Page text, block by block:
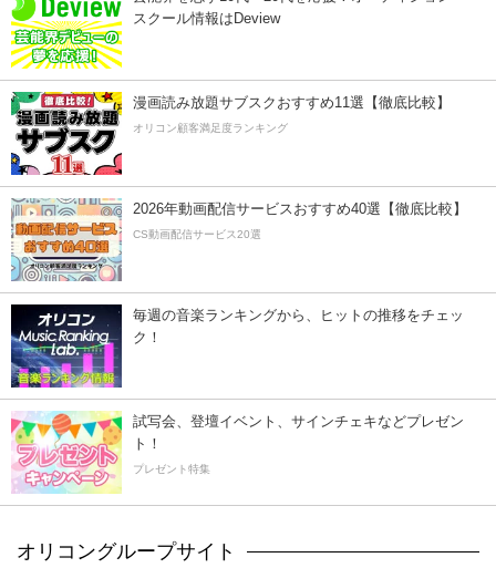
スクール情報はDeview
漫画読み放題サブスクおすすめ11選【徹底比較】
オリコン顧客満足度ランキング
2026年動画配信サービスおすすめ40選【徹底比較】
CS動画配信サービス20選
毎週の音楽ランキングから、ヒットの推移をチェッ
ク！
試写会、登壇イベント、サインチェキなどプレゼン
ト！
プレゼント特集
オリコングループサイト